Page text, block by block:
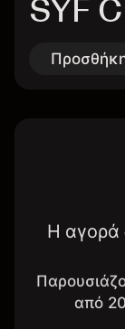
SYF
Η αγορά
από